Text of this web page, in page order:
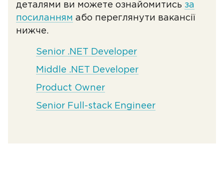
деталями ви можете ознайомитись за
посиланням або переглянути вакансії
нижче.
Senior .NET Developer
Middle .NET Developer
Product Owner
Senior Full-stack Engineer